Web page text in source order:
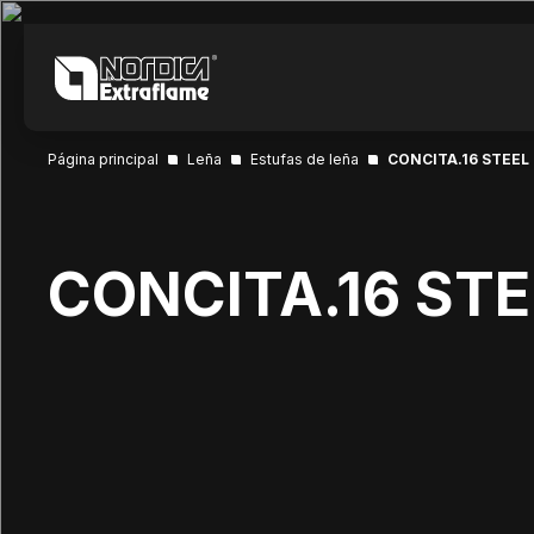
Página principal Leña Estufas de leña CONCITA.16 STEEL
CONCITA.16